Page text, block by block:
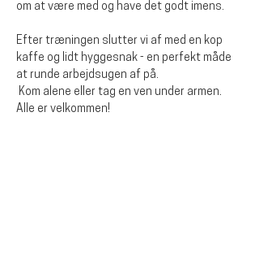
om at være med og have det godt imens.
Efter træningen slutter vi af med en kop
kaffe og lidt hyggesnak - en perfekt måde
at runde arbejdsugen af på.
Alle er velkommen!